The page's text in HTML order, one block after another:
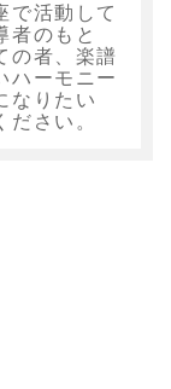
で活動して
者のもと
の者、楽譜
ハーモニー
なりたい
さい。